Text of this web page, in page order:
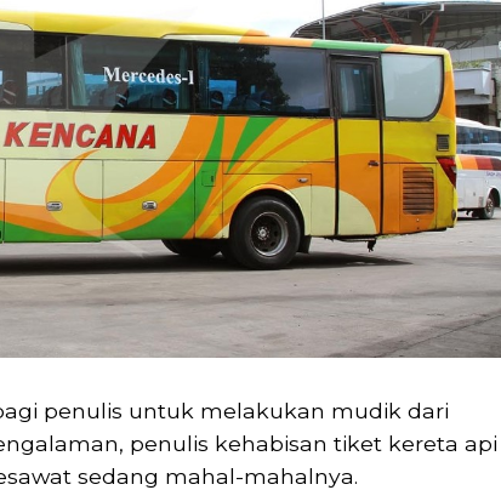
penulis untuk melakukan mudik dari
penulis kehabisan tiket kereta api
sedang mahal-mahalnya.